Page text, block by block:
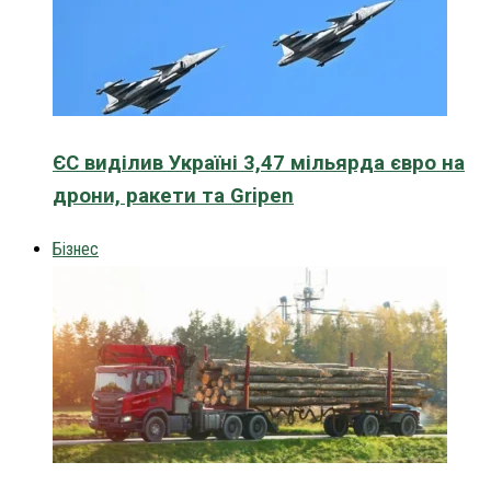
ЄС виділив Україні 3,47 мільярда євро на
дрони, ракети та Gripen
Бізнес